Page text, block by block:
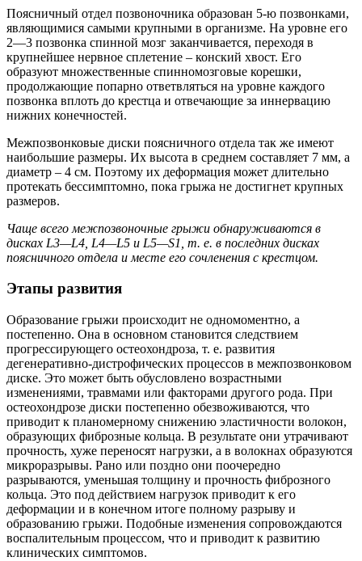
Поясничный отдел позвоночника образован 5-ю позвонками,
являющимися самыми крупными в организме. На уровне его
2—3 позвонка спинной мозг заканчивается, переходя в
крупнейшее нервное сплетение – конский хвост. Его
образуют множественные спинномозговые корешки,
продолжающие попарно ответвляться на уровне каждого
позвонка вплоть до крестца и отвечающие за иннервацию
нижних конечностей.
Межпозвонковые диски поясничного отдела так же имеют
наибольшие размеры. Их высота в среднем составляет 7 мм, а
диаметр – 4 см. Поэтому их деформация может длительно
протекать бессимптомно, пока грыжа не достигнет крупных
размеров.
Чаще всего межпозвоночные грыжи обнаруживаются в
дисках L3—L4, L4—L5 и L5—S1, т. е. в последних дисках
поясничного отдела и месте его сочленения с крестцом.
Этапы развития
Образование грыжи происходит не одномоментно, а
постепенно. Она в основном становится следствием
прогрессирующего остеохондроза, т. е. развития
дегенеративно-дистрофических процессов в межпозвонковом
диске. Это может быть обусловлено возрастными
изменениями, травмами или факторами другого рода. При
остеохондрозе диски постепенно обезвоживаются, что
приводит к планомерному снижению эластичности волокон,
образующих фиброзные кольца. В результате они утрачивают
прочность, хуже переносят нагрузки, а в волокнах образуются
микроразрывы. Рано или поздно они поочередно
разрываются, уменьшая толщину и прочность фиброзного
кольца. Это под действием нагрузок приводит к его
деформации и в конечном итоге полному разрыву и
образованию грыжи. Подобные изменения сопровождаются
воспалительным процессом, что и приводит к развитию
клинических симптомов.